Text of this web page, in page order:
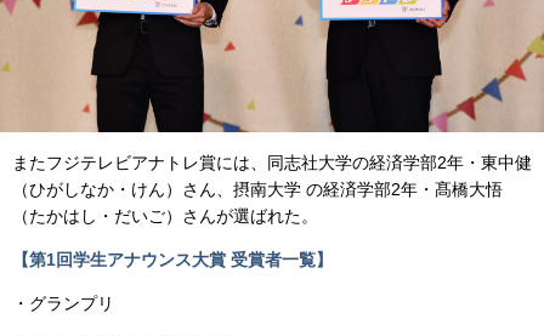
またフジテレビアナトレ賞には、同志社大学の経済学部2年・東中健
（ひがしなか・けん）さん、摂南大学 の経済学部2年・髙橋大悟
（たかはし・だいご）さんが選ばれた。
【第1回学生アナウンス大賞 受賞者一覧】
・グランプリ